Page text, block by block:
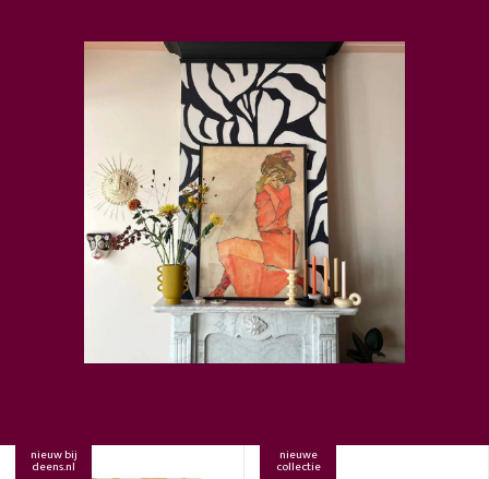
nieuw bij
deens.nl
nieuwe
collectie